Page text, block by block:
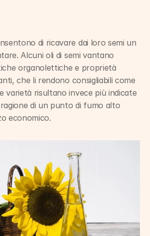
di ricavare dai loro semi un
Alcuni oli di semi vantano
organolettiche e proprietà
nutritive interessanti, che li rendono consigliabili come
varietà risultano invece più indicate
di un punto di fumo alto
economico.